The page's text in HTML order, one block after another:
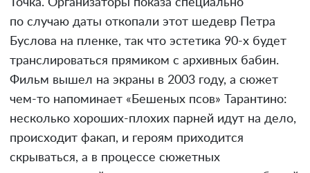
Точка. Организаторы показа специально
по случаю даты откопали этот шедевр Петра
Буслова на пленке, так что эстетика 90-х будет
транслироваться прямиком с архивных бабин.
Фильм вышел на экраны в 2003 году, а сюжет
чем-то напоминает «Бешеных псов» Тарантино:
несколько хороших-плохих парней идут на дело,
происходит факап, и героям приходится
скрываться, а в процессе сюжетных